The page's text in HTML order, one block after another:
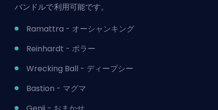
バンドルで利用可能です。
Ramattra - オーシャンキング
Reinhardt - ポラー
Wrecking Ball - ディープシー
Bastion - マグマ